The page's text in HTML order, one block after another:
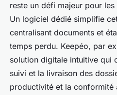
reste un défi majeur pour
Un logiciel dédié simplifie
centralisant documents et
temps perdu. Keepéo, par
solution digitale intuitive qui
suivi et la livraison des
productivité et la conformité